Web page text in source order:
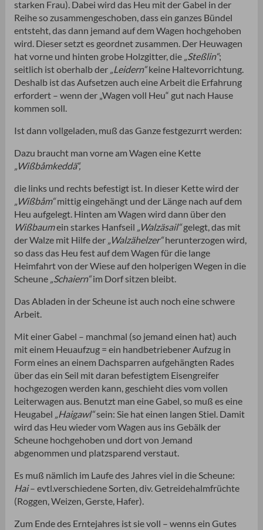
starken Frau). Dabei wird das Heu mit der Gabel in der
Reihe so zusammengeschoben, dass ein ganzes Bündel
entsteht, das dann jemand auf dem Wagen hochgehoben
wird. Dieser setzt es geordnet zusammen. Der Heuwagen
hat vorne und hinten grobe Holzgitter, die „Steßlin“;
seitlich ist oberhalb der „Leidern“keine Haltevorrichtung.
Deshalb ist das Aufsetzen auch eine Arbeit die Erfahrung
erfordert – wenn der „Wagen voll Heu“ gut nach Hause
kommen soll.
Ist dann vollgeladen, muß das Ganze festgezurrt werden:
Dazu braucht man vorne am Wagen eine Kette
„Wißbåmkeddä“,
die links und rechts befestigt ist. In dieser Kette wird der
„Wißbåm“mittig eingehängt und der Länge nach auf dem
Heu aufgelegt. Hinten am Wagen wird dann über den
Wißbaumein starkes Hanfseil „Walzäsail“gelegt, das mit
der Walze mit Hilfe der „Walzähelzer“herunterzogen wird,
so dass das Heu fest auf dem Wagen für die lange
Heimfahrt von der Wiese auf den holperigen Wegen in die
Scheune „Schaiern“im Dorf sitzen bleibt.
Das Abladen in der Scheune ist auch noch eine schwere
Arbeit.
Mit einer Gabel – manchmal (so jemand einen hat) auch
mit einem Heuaufzug = ein handbetriebener Aufzug in
Form eines an einem Dachsparren aufgehängten Rades
über das ein Seil mit daran befestigtem Eisengreifer
hochgezogen werden kann, geschieht dies vom vollen
Leiterwagen aus. Benutzt man eine Gabel, so muß es eine
Heugabel „Haigawl“sein: Sie hat einen langen Stiel. Damit
wird das Heu wieder vom Wagen aus ins Gebälk der
Scheune hochgehoben und dort von Jemand
abgenommen und platzsparend verstaut.
Es muß nämlich im Laufe des Jahres viel in die Scheune:
Hai– evtl.verschiedene Sorten, div. Getreidehalmfrüchte
(Roggen, Weizen, Gerste, Hafer).
Zum Ende des Erntejahres ist sie voll – wenns ein Gutes